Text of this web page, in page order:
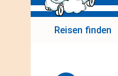
Reisen finden